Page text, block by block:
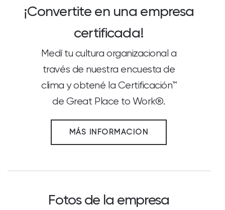
¡Convertite en una empresa
certificada!
Medí tu cultura organizacional a
través de nuestra encuesta de
clima y obtené la Certificación™
de Great Place to Work®.
MÁS INFORMACIÓN
Fotos de la empresa